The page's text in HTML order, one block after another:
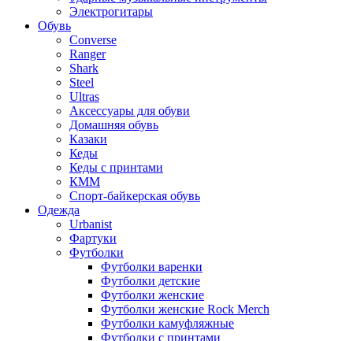
Электрогитары
Обувь
Converse
Ranger
Shark
Steel
Ultras
Аксессуары для обуви
Домашняя обувь
Казаки
Кеды
Кеды с принтами
КММ
Спорт-байкерская обувь
Одежда
Urbanist
Фартуки
Футболки
Футболки варенки
Футболки детские
Футболки женские
Футболки женские Rock Merch
Футболки камуфляжные
Футболки с принтами